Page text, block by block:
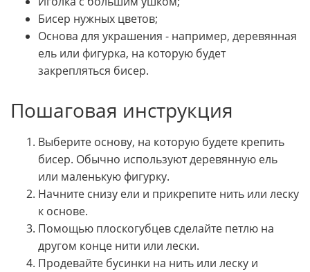
Бисер нужных цветов;
Основа для украшения - например, деревянная
ель или фигурка, на которую будет
закрепляться бисер.
Пошаговая инструкция
Выберите основу, на которую будете крепить
бисер. Обычно используют деревянную ель
или маленькую фигурку.
Начните снизу ели и прикрепите нить или леску
к основе.
Помощью плоскогубцев сделайте петлю на
другом конце нити или лески.
Продевайте бусинки на нить или леску и